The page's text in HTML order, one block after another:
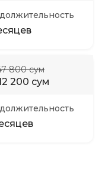
800 сум
200 сум